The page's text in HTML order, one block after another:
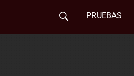
PRUEBAS